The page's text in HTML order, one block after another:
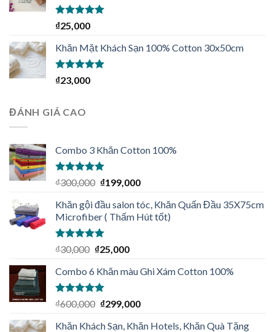
Được xếp
hạng
sao
₫25,000
Khăn Mặt Khách Sạn 100% Cotton 30x50cm
Được xếp
hạng
₫23,000
ĐÁNH GIÁ CAO
Combo 3 Khăn Cotton 100%
Được xếp
hạng
sao
₫300,000 ₫199,000
Khăn gội đầu salon tóc, Khăn Quấn Đầu 35X75cm
Microfiber ( Thấm Hút tốt)
Được xếp
hạng
sao
₫30,000 ₫25,000
Combo 6 Khăn màu Ghi Xám Cotton 100%
Được xếp
hạng
sao
₫600,000 ₫299,000
Khăn Khách Sạn, Khăn Hotels, Khăn Quà Tặng